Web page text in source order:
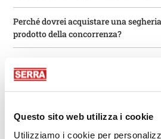
Questo sito web utilizza i cookie
Utilizziamo i cookie per
Perché dovrei acquistare una
prodotto della concorrenza?
nastro stretto?
Dove vengono prodotte le segherie